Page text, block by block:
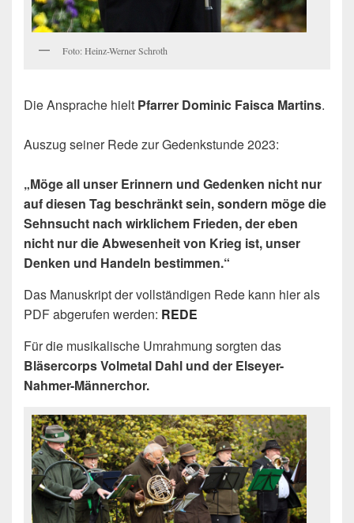
Foto: Heinz-Werner Schroth
Die Ansprache hielt Pfarrer Dominic Faisca Martins.
Auszug seiner Rede zur Gedenkstunde 2023:
„Möge all unser Erinnern und Gedenken nicht nur
auf diesen Tag beschränkt sein, sondern möge die
Sehnsucht nach wirklichem Frieden, der eben
nicht nur die Abwesenheit von Krieg ist, unser
Denken und Handeln bestimmen.“
Das Manuskript der vollständigen Rede kann hier als
PDF abgerufen werden: REDE
Für die musikalische Umrahmung sorgten das
Bläsercorps Volmetal Dahl und der Elseyer-
Nahmer-Männerchor.